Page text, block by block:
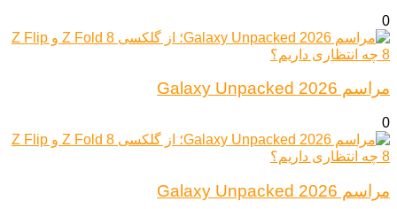
0
مراسم Galaxy Unpacked 2026
0
مراسم Galaxy Unpacked 2026